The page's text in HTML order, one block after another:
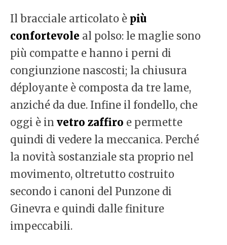
Il bracciale articolato è più
confortevole al polso: le maglie sono
più compatte e hanno i perni di
congiunzione nascosti; la chiusura
déployante è composta da tre lame,
anziché da due. Infine il fondello, che
oggi è in vetro zaffiro e permette
quindi di vedere la meccanica. Perché
la novità sostanziale sta proprio nel
movimento, oltretutto costruito
secondo i canoni del Punzone di
Ginevra e quindi dalle finiture
impeccabili.